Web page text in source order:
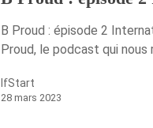
B Proud : épisode 2
Proud, le podcast qui
IfStart
28 mars 2023